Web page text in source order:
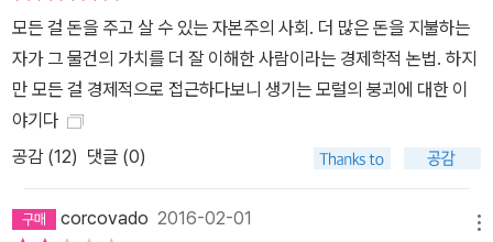
던 죄책감이 벌금제도의 도입으로 요금을 지불하고 누릴 수 있는 ‘서
비스’로 변질된 것이다. 즉 금전적 인센티브가 규범을 바꾼 것이다. 아
이들의 성적 향상을 위해서 아이가 책을 읽을 때마다 약간의 돈을 주
이들에게 주는 돈은 독서의 즐거움 때문에 책을 읽는 높은 차원의 규
적으로 타협된 일종의 뇌물이라고 할 수 있다. 면죄부를 팔아 어려운
모든 걸 돈을 주고 살 수 있는 자본주의 사회. 더 많은 돈을 지불하는
자가 그 물건의 가치를 더 잘 이해한 사람이라는 경제학적 논법. 하지
만 모든 걸 경제적으로 접근하다보니 생기는 모럴의 붕괴에 대한 이
야기다
공감 (12) 댓글 (0)
corcovado 2016-02-01